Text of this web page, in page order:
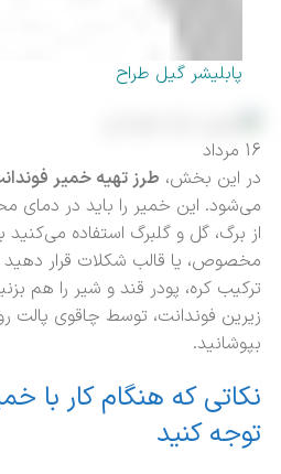
پابلیشر گیل طراح
16 مرداد
در این بخش، طرز تهیه خمیر
می‌شود. این خمیر را باید در دمای
از برگ، گل و گلبرگ استفاده
مخصوص، یا قالب شکلات قرار
ترکیب کره، پودر قند و شیر را هم
زیرین فوندانت، توسط چاقوی پالت
بپوشانید.
نکاتی که هنگام کار با
توجه کنید